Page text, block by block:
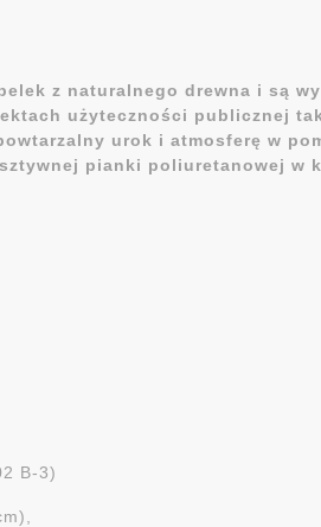
z naturalnego drewna i są
użyteczności publicznej
urok i atmosferę w
pianki poliuretanowej w
B-3)